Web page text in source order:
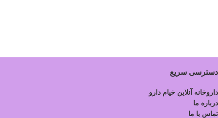
دسترسی سریع
داروخانه آنلاین خیام دارو
درباره ما
تماس با ما